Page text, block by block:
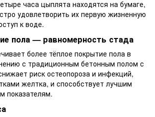
часа цыплята находятся на бумаге,
удовлетворить их первую жизненную
к воде.
пола — равномерность стада
более тёплое покрытие пола в
с традиционным бетонным полом с
риск остеопороза и инфекций,
желтка, и способствует лучшим
показателям.